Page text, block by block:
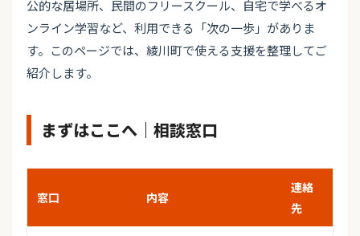
公的な居場所、民間のフリースクール、自宅で学べるオ
ンライン学習など、利用できる「次の一歩」がありま
す。このページでは、綾川町で使える支援を整理してご
紹介します。
まずはここへ｜相談窓口
窓口 内容
連絡
先